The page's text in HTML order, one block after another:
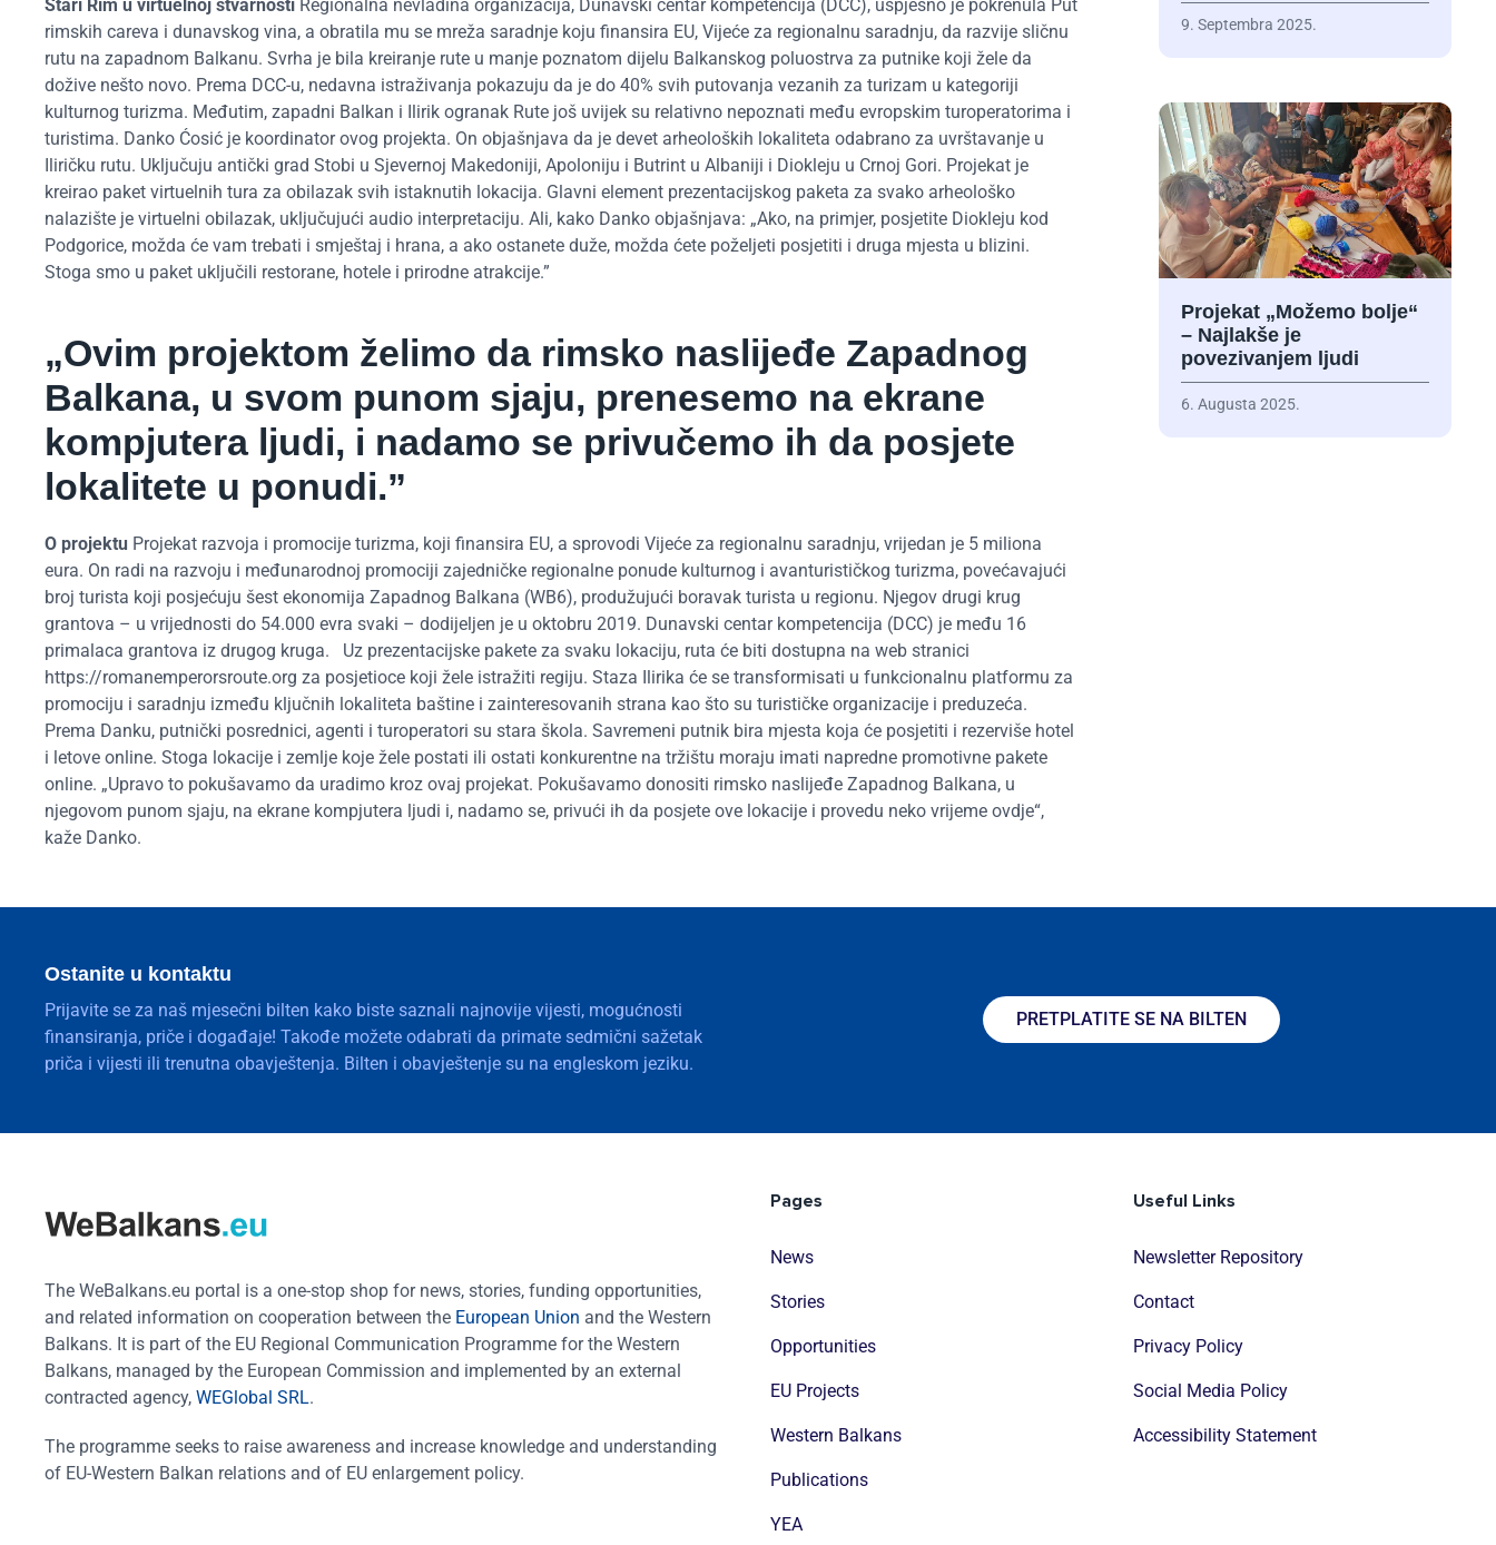
Stari Rim u virtuelnoj stvarnosti Regionalna nevladina organizacija, Dunavski centar kompetencija (DCC), uspješno je pokrenula Put
rimskih careva i dunavskog vina, a obratila mu se mreža saradnje koju finansira EU, Vijeće za regionalnu saradnju, da razvije sličnu
rutu na zapadnom Balkanu. Svrha je bila kreiranje rute u manje poznatom dijelu Balkanskog poluostrva za putnike koji žele da
dožive nešto novo. Prema DCC-u, nedavna istraživanja pokazuju da je do 40% svih putovanja vezanih za turizam u kategoriji
kulturnog turizma. Međutim, zapadni Balkan i Ilirik ogranak Rute još uvijek su relativno nepoznati među evropskim turoperatorima i
turistima. Danko Ćosić je koordinator ovog projekta. On objašnjava da je devet arheoloških lokaliteta odabrano za uvrštavanje u
Iliričku rutu. Uključuju antički grad Stobi u Sjevernoj Makedoniji, Apoloniju i Butrint u Albaniji i Diokleju u Crnoj Gori. Projekat je
kreirao paket virtuelnih tura za obilazak svih istaknutih lokacija. Glavni element prezentacijskog paketa za svako arheološko
nalazište je virtuelni obilazak, uključujući audio interpretaciju. Ali, kako Danko objašnjava: „Ako, na primjer, posjetite Diokleju kod
Podgorice, možda će vam trebati i smještaj i hrana, a ako ostanete duže, možda ćete poželjeti posjetiti i druga mjesta u blizini.
Stoga smo u paket uključili restorane, hotele i prirodne atrakcije.”
„Ovim projektom želimo da rimsko naslijeđe Zapadnog
Balkana, u svom punom sjaju, prenesemo na ekrane
kompjutera ljudi, i nadamo se privučemo ih da posjete
lokalitete u ponudi.”
O projektu Projekat razvoja i promocije turizma, koji finansira EU, a sprovodi Vijeće za regionalnu saradnju, vrijedan je 5 miliona
eura. On radi na razvoju i međunarodnoj promociji zajedničke regionalne ponude kulturnog i avanturističkog turizma, povećavajući
broj turista koji posjećuju šest ekonomija Zapadnog Balkana (WB6), produžujući boravak turista u regionu. Njegov drugi krug
grantova – u vrijednosti do 54.000 evra svaki – dodijeljen je u oktobru 2019. Dunavski centar kompetencija (DCC) je među 16
primalaca grantova iz drugog kruga. Uz prezentacijske pakete za svaku lokaciju, ruta će biti dostupna na web stranici
https://romanemperorsroute.org za posjetioce koji žele istražiti regiju. Staza Ilirika će se transformisati u funkcionalnu platformu za
promociju i saradnju između ključnih lokaliteta baštine i zainteresovanih strana kao što su turističke organizacije i preduzeća.
Prema Danku, putnički posrednici, agenti i turoperatori su stara škola. Savremeni putnik bira mjesta koja će posjetiti i rezerviše hotel
i letove online. Stoga lokacije i zemlje koje žele postati ili ostati konkurentne na tržištu moraju imati napredne promotivne pakete
online. „Upravo to pokušavamo da uradimo kroz ovaj projekat. Pokušavamo donositi rimsko naslijeđe Zapadnog Balkana, u
njegovom punom sjaju, na ekrane kompjutera ljudi i, nadamo se, privući ih da posjete ove lokacije i provedu neko vrijeme ovdje“,
kaže Danko.
9. Septembra 2025.
Projekat „Možemo bolje“
– Najlakše je
povezivanjem ljudi
6. Augusta 2025.
Ostanite u kontaktu
Prijavite se za naš mjesečni bilten kako biste saznali najnovije vijesti, mogućnosti
finansiranja, priče i događaje! Takođe možete odabrati da primate sedmični sažetak
priča i vijesti ili trenutna obavještenja. Bilten i obavještenje su na engleskom jeziku.
PRETPLATITE SE NA BILTEN
The WeBalkans.eu portal is a one-stop shop for news, stories, funding opportunities,
and related information on cooperation between the European Union and the Western
Balkans. It is part of the EU Regional Communication Programme for the Western
Balkans, managed by the European Commission and implemented by an external
contracted agency, WEGlobal SRL.
The programme seeks to raise awareness and increase knowledge and understanding
of EU-Western Balkan relations and of EU enlargement policy.
Pages
News
Stories
Opportunities
EU Projects
Western Balkans
Publications
YEA
Useful Links
Newsletter Repository
Contact
Privacy Policy
Social Media Policy
Accessibility Statement